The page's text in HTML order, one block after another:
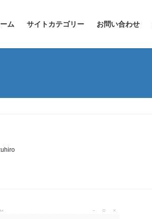
ム サイトカテゴリー お問い合わせ